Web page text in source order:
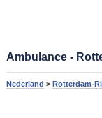
Ambulance -
Nederland > Rotterdam-